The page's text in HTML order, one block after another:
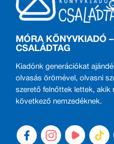
MÓRA KÖNYVKIADÓ
CSALÁDTAG
Kiadónk generációkat
olvasás örömével, olvasni
szerető felnőttek lettek, akik
következő nemzedéknek.